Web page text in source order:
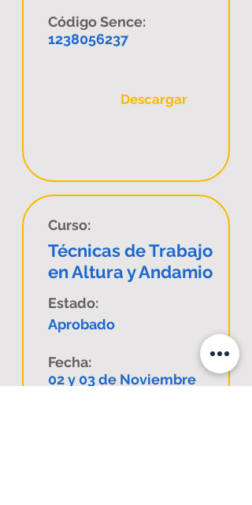
Código Sence:
1238056237
Descargar
Curso:
Técnicas de Trabajo
en Altura y Andamio
Estado:
Aprobado
Fecha:
02 y 03 de Noviembre